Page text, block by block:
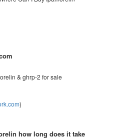
& ghrp-2 for sale
)
how long does it take